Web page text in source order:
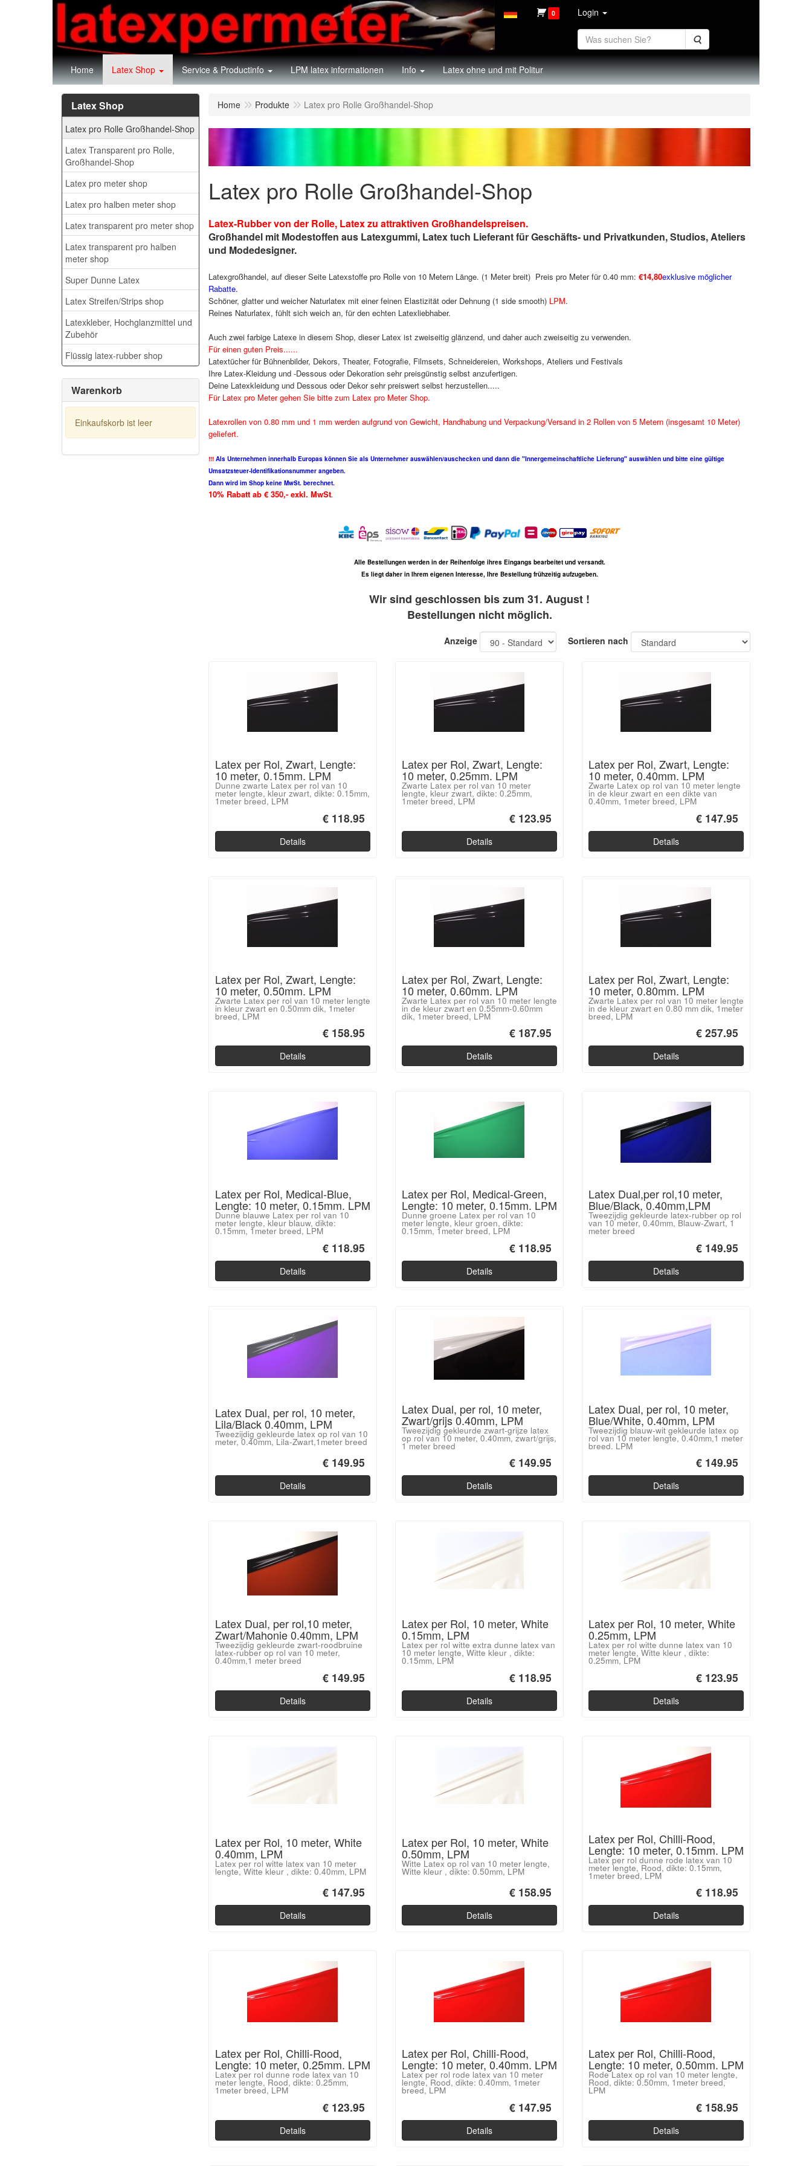
0 Login
Suche
Home Latex Shop Service & Productinfo LPM latex informationen Info Latex ohne und mit Politur
Latex Shop
Latex pro Rolle Großhandel-Shop
Latex Transparent pro Rolle,
Großhandel-Shop
Latex pro meter shop
Latex pro halben meter shop
Latex transparent pro meter shop
Latex transparent pro halben
meter shop
Super Dunne Latex
Latex Streifen/Strips shop
Latexkleber, Hochglanzmittel und
Zubehör
Flüssig latex-rubber shop
Warenkorb
Einkaufskorb ist leer
Home Produkte Latex pro Rolle Großhandel-Shop
Latex pro Rolle Großhandel-Shop
Latex-Rubber von der Rolle, Latex zu attraktiven Großhandelspreisen.
Großhandel mit Modestoffen aus Latexgummi, Latex tuch Lieferant für Geschäfts- und Privatkunden, Studios, Ateliers
und Modedesigner.
Latexgroßhandel, auf dieser Seite Latexstoffe pro Rolle von 10 Metern Länge. (1 Meter breit) Preis pro Meter für 0.40 mm: €14,80exklusive möglicher
Rabatte.
Schöner, glatter und weicher Naturlatex mit einer feinen Elastizität oder Dehnung (1 side smooth) LPM.
Reines Naturlatex, fühlt sich weich an, für den echten Latexliebhaber.
Auch zwei farbige Latexe in diesem Shop, dieser Latex ist zweiseitig glänzend, und daher auch zweiseitig zu verwenden.
Für einen guten Preis......
Latextücher für Bühnenbilder, Dekors, Theater, Fotografie, Filmsets, Schneidereien, Workshops, Ateliers und Festivals
Ihre Latex-Kleidung und -Dessous oder Dekoration sehr preisgünstig selbst anzufertigen.
Deine Latexkleidung und Dessous oder Dekor sehr preiswert selbst herzustellen.....
Für Latex pro Meter gehen Sie bitte zum Latex pro Meter Shop.
Latexrollen von 0.80 mm und 1 mm werden aufgrund von Gewicht, Handhabung und Verpackung/Versand in 2 Rollen von 5 Metern (insgesamt 10 Meter)
geliefert.
!!! Als Unternehmen innerhalb Europas können Sie als Unternehmer auswählen/auschecken und dann die "Innergemeinschaftliche Lieferung" auswählen und bitte eine gültige
Umsatzsteuer-Identifikationsnummer angeben.
Dann wird im Shop keine MwSt. berechnet.
10% Rabatt ab € 350,- exkl. MwSt.
Alle Bestellungen werden in der Reihenfolge ihres Eingangs bearbeitet und versandt.
Es liegt daher in Ihrem eigenen Interesse, Ihre Bestellung frühzeitig aufzugeben.
Wir sind geschlossen bis zum 31. August !
Bestellungen nicht möglich.
Anzeige Sortieren nach
Latex per Rol, Zwart, Lengte:
10 meter, 0.15mm. LPM
Dunne zwarte Latex per rol van 10
meter lengte, kleur zwart, dikte: 0.15mm,
1meter breed, LPM
€ 118.95
Details
Latex per Rol, Zwart, Lengte:
10 meter, 0.25mm. LPM
Zwarte Latex per rol van 10 meter
lengte, kleur zwart, dikte: 0.25mm,
1meter breed, LPM
€ 123.95
Details
Latex per Rol, Zwart, Lengte:
10 meter, 0.40mm. LPM
Zwarte Latex op rol van 10 meter lengte
in de kleur zwart en een dikte van
0.40mm, 1meter breed, LPM
€ 147.95
Details
Latex per Rol, Zwart, Lengte:
10 meter, 0.50mm. LPM
Zwarte Latex per rol van 10 meter lengte
in kleur zwart en 0.50mm dik, 1meter
breed, LPM
€ 158.95
Details
Latex per Rol, Zwart, Lengte:
10 meter, 0.60mm. LPM
Zwarte Latex per rol van 10 meter lengte
in de kleur zwart en 0.55mm-0.60mm
dik, 1meter breed, LPM
€ 187.95
Details
Latex per Rol, Zwart, Lengte:
10 meter, 0.80mm. LPM
Zwarte Latex per rol van 10 meter lengte
in de kleur zwart en 0.80 mm dik, 1meter
breed, LPM
€ 257.95
Details
Latex per Rol, Medical-Blue,
Lengte: 10 meter, 0.15mm. LPM
Dunne blauwe Latex per rol van 10
meter lengte, kleur blauw, dikte:
0.15mm, 1meter breed, LPM
€ 118.95
Details
Latex per Rol, Medical-Green,
Lengte: 10 meter, 0.15mm. LPM
Dunne groene Latex per rol van 10
meter lengte, kleur groen, dikte:
0.15mm, 1meter breed, LPM
€ 118.95
Details
Latex Dual,per rol,10 meter,
Blue/Black, 0.40mm,LPM
Tweezijdig gekleurde latex-rubber op rol
van 10 meter, 0.40mm, Blauw-Zwart, 1
meter breed
€ 149.95
Details
Latex Dual, per rol, 10 meter,
Lila/Black 0.40mm, LPM
Tweezijdig gekleurde latex op rol van 10
meter, 0.40mm, Lila-Zwart,1meter breed
€ 149.95
Details
Latex Dual, per rol, 10 meter,
Zwart/grijs 0.40mm, LPM
Tweezijdig gekleurde zwart-grijze latex
op rol van 10 meter, 0.40mm, zwart/grijs,
1 meter breed
€ 149.95
Details
Latex Dual, per rol, 10 meter,
Blue/White, 0.40mm, LPM
Tweezijdig blauw-wit gekleurde latex op
rol van 10 meter lengte, 0.40mm,1 meter
breed. LPM
€ 149.95
Details
Latex Dual, per rol,10 meter,
Zwart/Mahonie 0.40mm, LPM
Tweezijdig gekleurde zwart-roodbruine
latex-rubber op rol van 10 meter,
0.40mm,1 meter breed
€ 149.95
Details
Latex per Rol, 10 meter, White
0.15mm, LPM
Latex per rol witte extra dunne latex van
10 meter lengte, Witte kleur , dikte:
0.15mm, LPM
€ 118.95
Details
Latex per Rol, 10 meter, White
0.25mm, LPM
Latex per rol witte dunne latex van 10
meter lengte, Witte kleur , dikte:
0.25mm, LPM
€ 123.95
Details
Latex per Rol, 10 meter, White
0.40mm, LPM
Latex per rol witte latex van 10 meter
lengte, Witte kleur , dikte: 0.40mm, LPM
€ 147.95
Details
Latex per Rol, 10 meter, White
0.50mm, LPM
Witte Latex op rol van 10 meter lengte,
Witte kleur , dikte: 0.50mm, LPM
€ 158.95
Details
Latex per Rol, Chilli-Rood,
Lengte: 10 meter, 0.15mm. LPM
Latex per rol dunne rode latex van 10
meter lengte, Rood, dikte: 0.15mm,
1meter breed, LPM
€ 118.95
Details
Latex per Rol, Chilli-Rood,
Lengte: 10 meter, 0.25mm. LPM
Latex per rol dunne rode latex van 10
meter lengte, Rood, dikte: 0.25mm,
1meter breed, LPM
€ 123.95
Details
Latex per Rol, Chilli-Rood,
Lengte: 10 meter, 0.40mm. LPM
Latex per rol rode latex van 10 meter
lengte, Rood, dikte: 0.40mm, 1meter
breed, LPM
€ 147.95
Details
Latex per Rol, Chilli-Rood,
Lengte: 10 meter, 0.50mm. LPM
Rode Latex op rol van 10 meter lengte,
Rood, dikte: 0.50mm, 1meter breed,
LPM
€ 158.95
Details